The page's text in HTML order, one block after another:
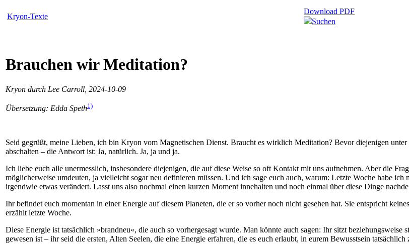
Kryon-Texte
Download PDF
Suchen
Brauchen wir Meditation?
Kryon durch Lee Carroll, 2024-10-09
Übersetzung: Edda Speth1)
Seid gegrüßt, meine Lieben, ich bin Kryon vom Magnetischen Dienst. Braucht es wirklich Meditation? Bevor diejenigen
abschalten – die Antwort ist: Ja, natürlich. Ja, ja und ja.
Ich liebe euch alle unermesslich, insbesondere diejenigen, die auf diese Weise so oft Kontakt mit uns aufnehmen. Aber die
möglicherweise umdeuten, ja vielleicht sogar neu definieren müssen. Und ich sage euch auch, warum: Letzte Woche habe ich
irgendwie etwas verändert. Lasst uns also nochmal einen kurzen Moment innehalten und noch einmal über diese Dinge
Ihr befindet euch momentan in einer Energie auf diesem Planeten, die er so vorher noch nicht gesehen hat. Sie entspricht
erzählt letzte Woche.
Diese Energie ist tatsächlich »brandneu«, die auch so vorhergesagt wurde. Man könnte auch sagen: Ihr sitzt
gewesen ist – ihr seid die ersten, Alten Seelen, die eine Energie erfahren, die es euch erlaubt, in eurem Bewusstsein